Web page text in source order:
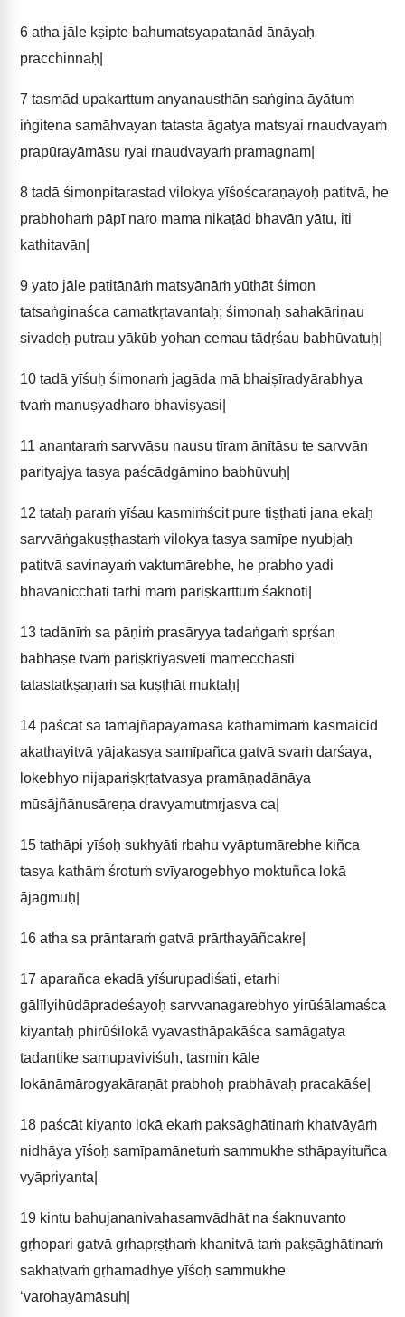
6 atha jāle kṣipte bahumatsyapatanād ānāyaḥ
pracchinnaḥ|
7 tasmād upakarttum anyanausthān saṅgina āyātum
iṅgitena samāhvayan tatasta āgatya matsyai rnaudvayaṁ
prapūrayāmāsu ryai rnaudvayaṁ pramagnam|
8 tadā śimonpitarastad vilokya yīśoścaraṇayoḥ patitvā, he
prabhohaṁ pāpī naro mama nikaṭād bhavān yātu, iti
kathitavān|
9 yato jāle patitānāṁ matsyānāṁ yūthāt śimon
tatsaṅginaśca camatkṛtavantaḥ; śimonaḥ sahakāriṇau
sivadeḥ putrau yākūb yohan cemau tādṛśau babhūvatuḥ|
10 tadā yīśuḥ śimonaṁ jagāda mā bhaiṣīradyārabhya
tvaṁ manuṣyadharo bhaviṣyasi|
11 anantaraṁ sarvvāsu nausu tīram ānītāsu te sarvvān
parityajya tasya paścādgāmino babhūvuḥ|
12 tataḥ paraṁ yīśau kasmiṁścit pure tiṣṭhati jana ekaḥ
sarvvāṅgakuṣṭhastaṁ vilokya tasya samīpe nyubjaḥ
patitvā savinayaṁ vaktumārebhe, he prabho yadi
bhavānicchati tarhi māṁ pariṣkarttuṁ śaknoti|
13 tadānīṁ sa pāṇiṁ prasāryya tadaṅgaṁ spṛśan
babhāṣe tvaṁ pariṣkriyasveti mamecchāsti
tatastatkṣaṇaṁ sa kuṣṭhāt muktaḥ|
14 paścāt sa tamājñāpayāmāsa kathāmimāṁ kasmaicid
akathayitvā yājakasya samīpañca gatvā svaṁ darśaya,
lokebhyo nijapariṣkṛtatvasya pramāṇadānāya
mūsājñānusāreṇa dravyamutmṛjasva ca|
15 tathāpi yīśoḥ sukhyāti rbahu vyāptumārebhe kiñca
tasya kathāṁ śrotuṁ svīyarogebhyo moktuñca lokā
ājagmuḥ|
16 atha sa prāntaraṁ gatvā prārthayāñcakre|
17 aparañca ekadā yīśurupadiśati, etarhi
gālīlyihūdāpradeśayoḥ sarvvanagarebhyo yirūśālamaśca
kiyantaḥ phirūśilokā vyavasthāpakāśca samāgatya
tadantike samupaviviśuḥ, tasmin kāle
lokānāmārogyakāraṇāt prabhoḥ prabhāvaḥ pracakāśe|
18 paścāt kiyanto lokā ekaṁ pakṣāghātinaṁ khaṭvāyāṁ
nidhāya yīśoḥ samīpamānetuṁ sammukhe sthāpayituñca
vyāpriyanta|
19 kintu bahujananivahasamvādhāt na śaknuvanto
gṛhopari gatvā gṛhapṛṣṭhaṁ khanitvā taṁ pakṣāghātinaṁ
sakhaṭvaṁ gṛhamadhye yīśoḥ sammukhe
‘varohayāmāsuḥ|